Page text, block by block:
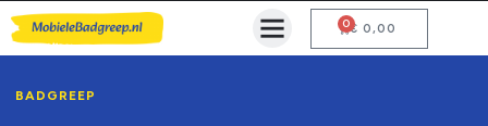
€ 0,00
0
BADGREEP